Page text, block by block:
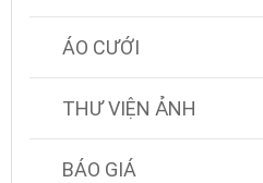
ÁO CƯỚI
THƯ VIỆN ẢNH
BÁO GIÁ